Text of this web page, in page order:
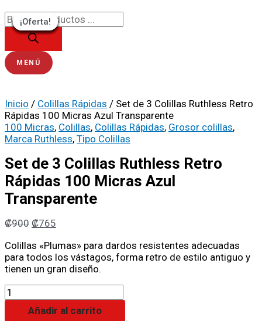
al
contenido
de
productos
MENÚ
¡Oferta!
Inicio / Colillas Rápidas / Set de 3 Colillas Ruthless Retro
Rápidas 100 Micras Azul Transparente
100 Micras, Colillas, Colillas Rápidas, Grosor colillas,
Marca Ruthless, Tipo Colillas
Set de 3 Colillas Ruthless Retro
Rápidas 100 Micras Azul
Transparente
₡900
precio
original
era:
₡900.
₡765
precio
actual
₡765.
Colillas «Plumas» para dardos resistentes adecuadas
para todos los vástagos, forma retro de estilo antiguo y
tienen un gran diseño.
de
3
Colillas
Ruthless
Retro
Rápidas
Micras
Azul
Transparente
cantidad
Añadir al carrito
¡Oferta!
¡Oferta!
precio
original
₡1100.
actual
¡Oferta!
¡Oferta!
precio
original
₡1100.
actual
¡Oferta!
¡Oferta!
precio
original
₡900.
precio
actual
¡Oferta!
¡Oferta!
precio
original
₡900.
precio
actual